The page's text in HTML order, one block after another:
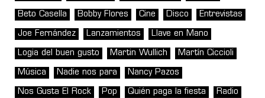
Beto Casella Bobby Flores Cine Disco Entrevistas
Joe Fernández Lanzamientos Llave en Mano
Logia del buen gusto Martin Wullich Martín Ciccioli
Música Nadie nos para Nancy Pazos
Nos Gusta El Rock Pop Quién paga la fiesta Radio